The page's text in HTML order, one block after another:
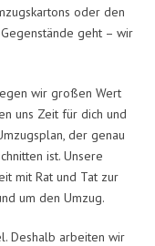
oder den
geht – wir
wir großen Wert
uns Zeit für dich und
der genau
ist. Unsere
mit Rat und Tat zur
um den Umzug.
Deshalb arbeiten wir